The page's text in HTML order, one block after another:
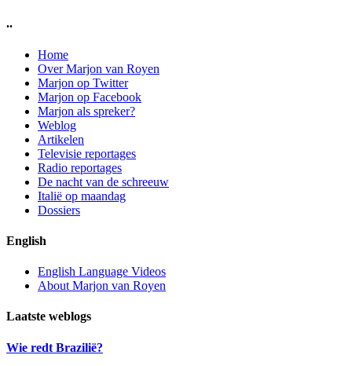
..
Home
Over Marjon van Royen
Marjon op Twitter
Marjon op Facebook
Marjon als spreker?
Weblog
Artikelen
Televisie reportages
Radio reportages
De nacht van de schreeuw
Italië op maandag
Dossiers
English
English Language Videos
About Marjon van Royen
Laatste weblogs
Wie redt Brazilië?